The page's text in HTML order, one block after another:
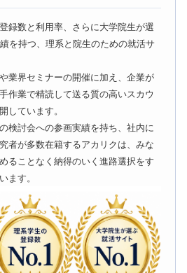
録数と利用率、さらに大学院生が選
を持つ、理系と院生のための就活サ
業界セミナーの開催に加え、企業が
作業で精読して送る質の高いスカウ
しています。
検討会への参画実績を持ち、社内に
者が多数在籍するアカリクは、みな
ることなく納得のいく進路選択をす
ます。